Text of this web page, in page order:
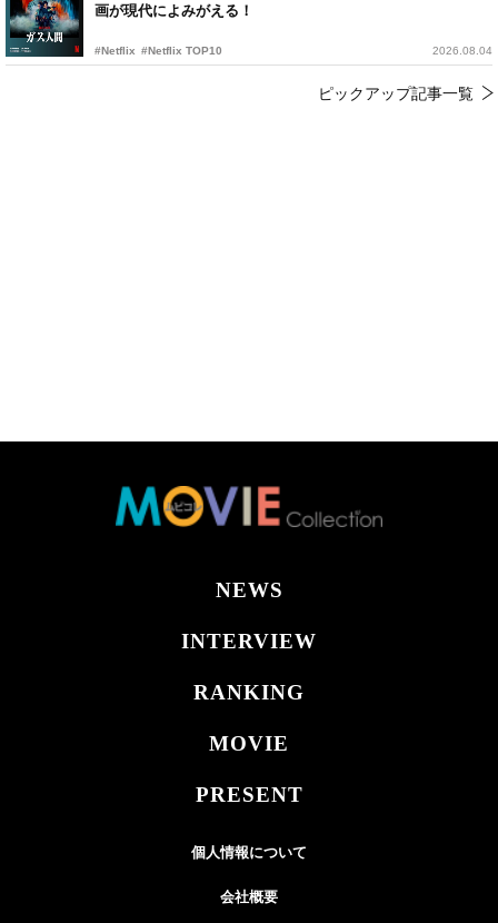
画が現代によみがえる！
#Netflix #Netflix TOP10 2026.08.04
ピックアップ記事一覧
NEWS
INTERVIEW
RANKING
MOVIE
PRESENT
個人情報について
会社概要